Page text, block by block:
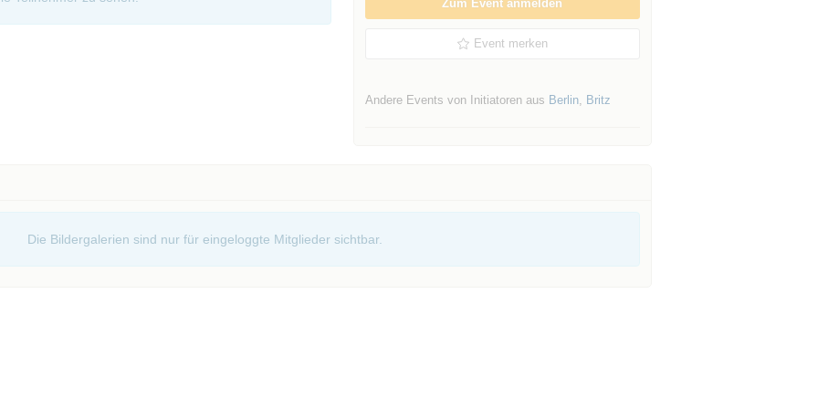
Zum Event anmelden
Event merken
Andere Events von Initiatoren aus Berlin, Britz
Die Bildergalerien sind nur für eingeloggte Mitglieder sichtbar.